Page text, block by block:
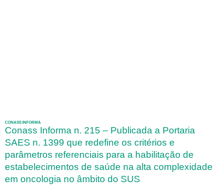
CONASS INFORMA
Conass Informa n. 215 – Publicada a Portaria
SAES n. 1399 que redefine os critérios e
parâmetros referenciais para a habilitação de
estabelecimentos de saúde na alta complexidade
em oncologia no âmbito do SUS